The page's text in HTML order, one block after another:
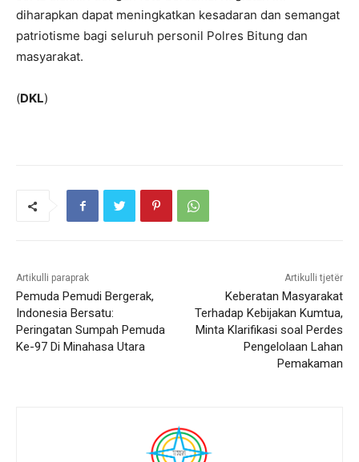
diharapkan dapat meningkatkan kesadaran dan semangat
patriotisme bagi seluruh personil Polres Bitung dan
masyarakat.
(DKL)
Artikulli paraprak
Pemuda Pemudi Bergerak,
Indonesia Bersatu:
Peringatan Sumpah Pemuda
Ke-97 Di Minahasa Utara
Artikulli tjetër
Keberatan Masyarakat
Terhadap Kebijakan Kumtua,
Minta Klarifikasi soal Perdes
Pengelolaan Lahan
Pemakaman